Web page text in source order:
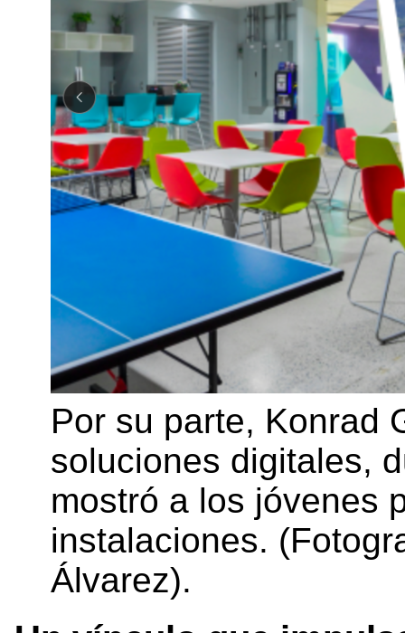
Por su parte, Konrad
soluciones digitales,
mostró a los jóvenes
instalaciones.
Álvarez).